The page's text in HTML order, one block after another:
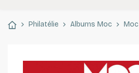
Philatélie Albums Moc